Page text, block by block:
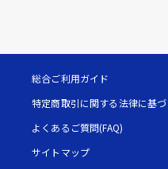
総合ご利用ガイド
特定商取引に関する法律に基
よくあるご質問(FAQ)
サイトマップ